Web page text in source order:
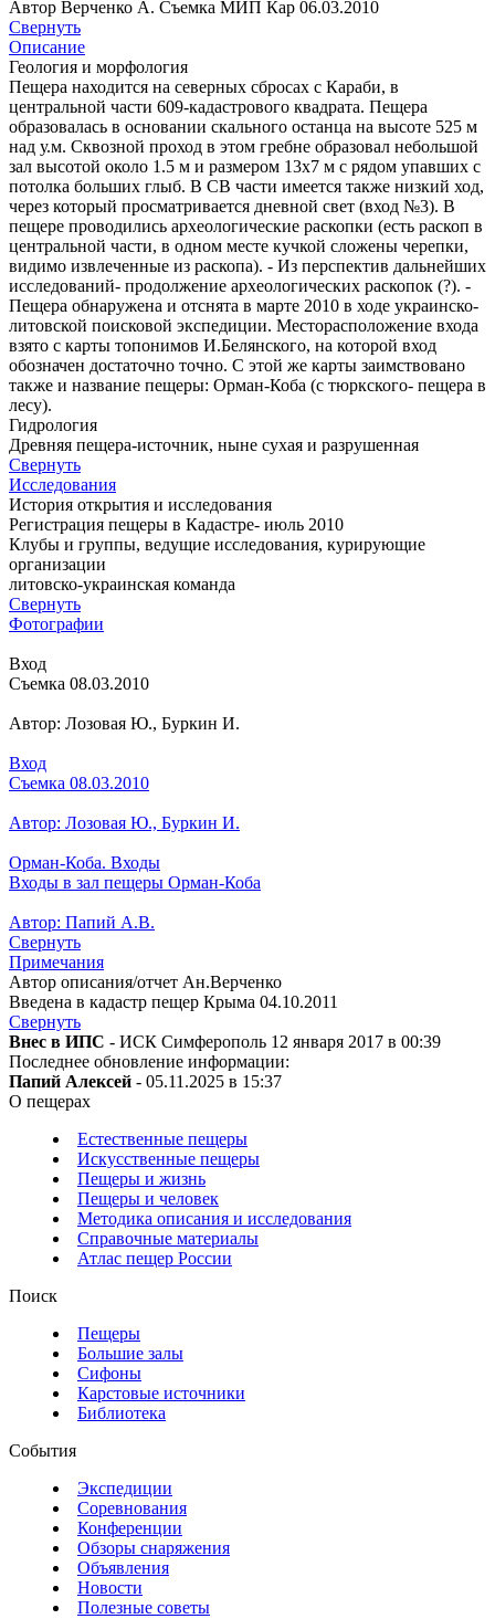
Автор Верченко А. Съемка МИП Кар 06.03.2010
Свернуть
Описание
Геология и морфология
Пещера находится на северных сбросах с Караби, в
центральной части 609-кадастрового квадрата. Пещера
образовалась в основании скального останца на высоте 525 м
над у.м. Сквозной проход в этом гребне образовал небольшой
зал высотой около 1.5 м и размером 13х7 м с рядом упавших с
потолка больших глыб. В СВ части имеется также низкий ход,
через который просматривается дневной свет (вход №3). В
пещере проводились археологические раскопки (есть раскоп в
центральной части, в одном месте кучкой сложены черепки,
видимо извлеченные из раскопа). - Из перспектив дальнейших
исследований- продолжение археологических раскопок (?). -
Пещера обнаружена и отснята в марте 2010 в ходе украинско-
литовской поисковой экспедиции. Месторасположение входа
взято с карты топонимов И.Белянского, на которой вход
обозначен достаточно точно. С этой же карты заимствовано
также и название пещеры: Орман-Коба (с тюркского- пещера в
лесу).
Гидрология
Древняя пещера-источник, ныне сухая и разрушенная
Свернуть
Исследования
История открытия и исследования
Регистрация пещеры в Кадастре- июль 2010
Клубы и группы, ведущие исследования, курирующие
организации
литовско-украинская команда
Свернуть
Фотографии
Вход
Съемка 08.03.2010
Автор: Лозовая Ю., Буркин И.
Вход
Съемка 08.03.2010
Автор: Лозовая Ю., Буркин И.
Орман-Коба. Входы
Входы в зал пещеры Орман-Коба
Автор: Папий А.В.
Свернуть
Примечания
Автор описания/отчет Ан.Верченко
Введена в кадастр пещер Крыма 04.10.2011
Свернуть
Внес в ИПС - ИСК Симферополь 12 января 2017 в 00:39
Последнее обновление информации:
Папий Алексей - 05.11.2025 в 15:37
О пещерах
Естественные пещеры
Искусственные пещеры
Пещеры и жизнь
Пещеры и человек
Методика описания и исследования
Справочные материалы
Атлас пещер России
Поиск
Пещеры
Большие залы
Сифоны
Карстовые источники
Библиотека
События
Экспедиции
Соревнования
Конференции
Обзоры снаряжения
Объявления
Новости
Полезные советы